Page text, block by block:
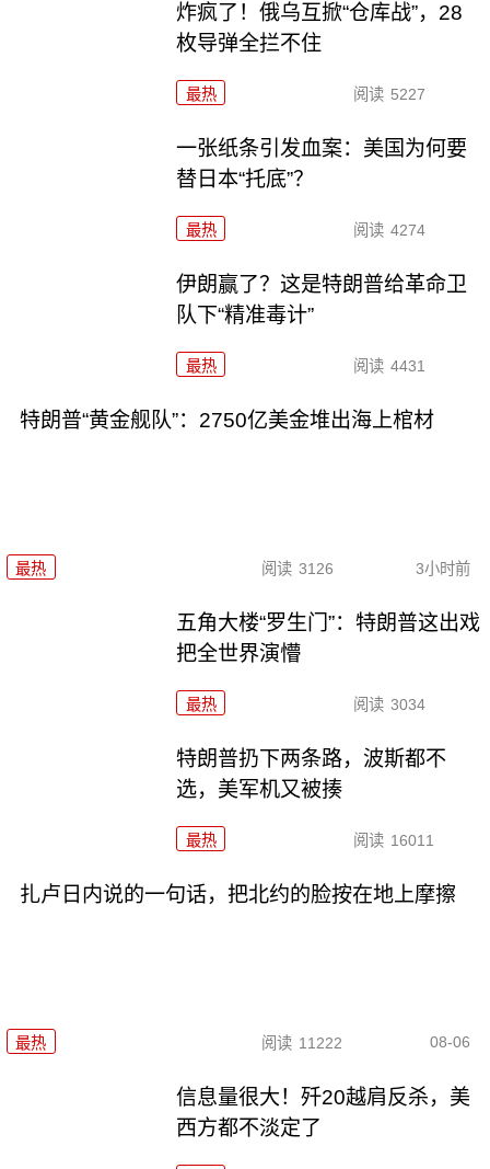
炸疯了！俄乌互掀“仓库战”，28
枚导弹全拦不住
最热 阅读 5227
一张纸条引发血案：美国为何要
替日本“托底”？
最热 阅读 4274
伊朗赢了？这是特朗普给革命卫
队下“精准毒计”
最热 阅读 4431
特朗普“黄金舰队”：2750亿美金堆出海上棺材
最热 阅读 3126 3小时前
五角大楼“罗生门”：特朗普这出戏
把全世界演懵
最热 阅读 3034
特朗普扔下两条路，波斯都不
选，美军机又被揍
最热 阅读 16011
扎卢日内说的一句话，把北约的脸按在地上摩擦
最热 阅读 11222 08-06
信息量很大！歼20越肩反杀，美
西方都不淡定了